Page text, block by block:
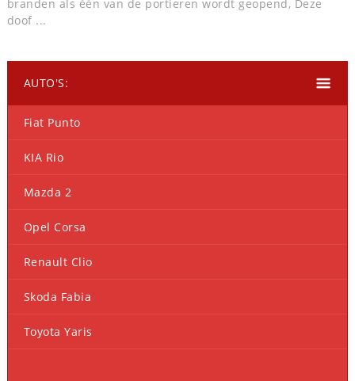
branden als één van de portieren wordt geopend, Deze
doof ...
AUTO'S:
Fiat Punto
KIA Rio
Mazda 2
Opel Corsa
Renault Clio
Skoda Fabia
Toyota Yaris